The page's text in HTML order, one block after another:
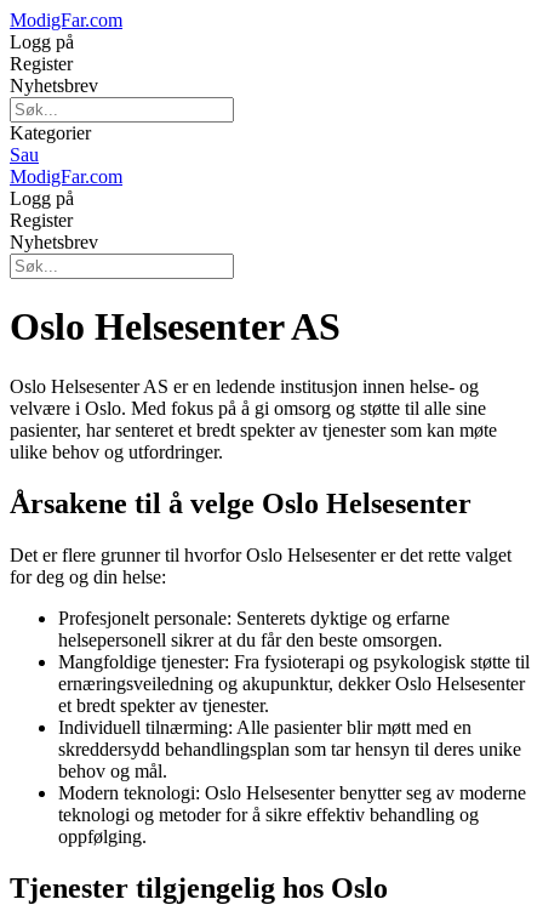
ModigFar.com
Logg på
Register
Nyhetsbrev
Kategorier
Sau
ModigFar.com
Logg på
Register
Nyhetsbrev
Oslo Helsesenter AS
Oslo Helsesenter AS er en ledende institusjon innen helse- og
velvære i Oslo. Med fokus på å gi omsorg og støtte til alle sine
pasienter, har senteret et bredt spekter av tjenester som kan møte
ulike behov og utfordringer.
Årsakene til å velge Oslo Helsesenter
Det er flere grunner til hvorfor Oslo Helsesenter er det rette valget
for deg og din helse:
Profesjonelt personale: Senterets dyktige og erfarne
helsepersonell sikrer at du får den beste omsorgen.
Mangfoldige tjenester: Fra fysioterapi og psykologisk støtte til
ernæringsveiledning og akupunktur, dekker Oslo Helsesenter
et bredt spekter av tjenester.
Individuell tilnærming: Alle pasienter blir møtt med en
skreddersydd behandlingsplan som tar hensyn til deres unike
behov og mål.
Modern teknologi: Oslo Helsesenter benytter seg av moderne
teknologi og metoder for å sikre effektiv behandling og
oppfølging.
Tjenester tilgjengelig hos Oslo